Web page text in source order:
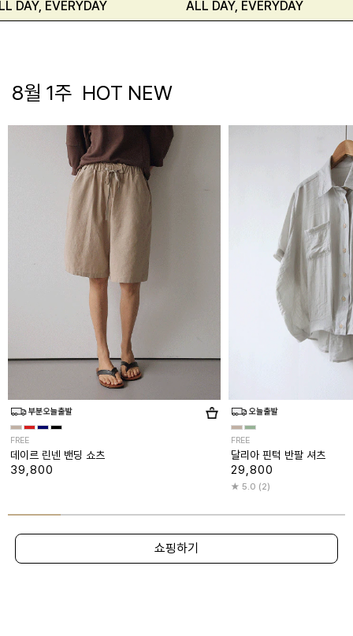
ALL DAY, EVERYDAY
8월 1주 HOT NEW
FREE
데이르 린넨 밴딩 쇼츠
39,800
FREE
달리아 핀턱 반팔 셔츠
29,800
5.0 (2)
쇼핑하기